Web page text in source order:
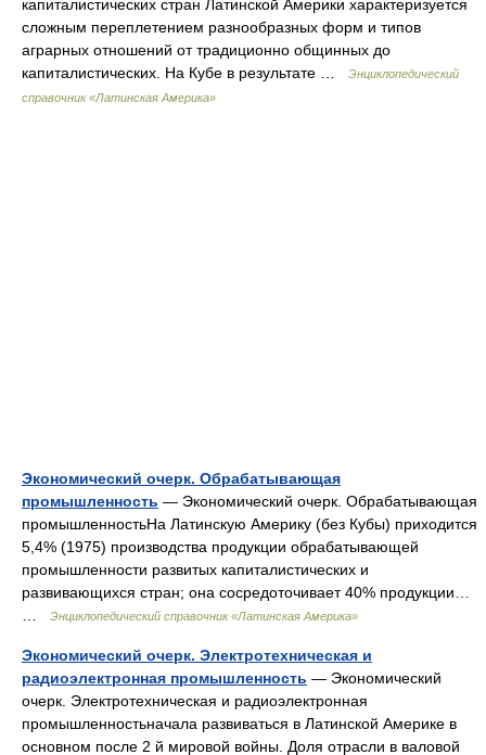
капиталистических стран Латинской Америки характеризуется
сложным переплетением разнообразных форм и типов
аграрных отношений от традиционно общинных до
капиталистических. На Кубе в результате …
Энциклопедический
справочник «Латинская Америка»
Экономический очерк. Обрабатывающая
промышленность — Экономический очерк. Обрабатывающая
промышленностьНа Латинскую Америку (без Кубы) приходится
5,4% (1975) производства продукции обрабатывающей
промышленности развитых капиталистических и
развивающихся стран; она сосредоточивает 40% продукции…
Энциклопедический справочник «Латинская Америка»
Экономический очерк. Электротехническая и
радиоэлектронная промышленность — Экономический
очерк. Электротехническая и радиоэлектронная
промышленностьначала развиваться в Латинской Америке в
основном после 2 й мировой войны. Доля отрасли в валовой